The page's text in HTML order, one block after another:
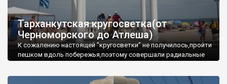
Тарханкутская кругосветка(от
Черноморского до Атлеша)
К сожалению настоящей "кругосветки" не получилось,пройти
пешком вдоль побережья,поэтому совершали радиальные